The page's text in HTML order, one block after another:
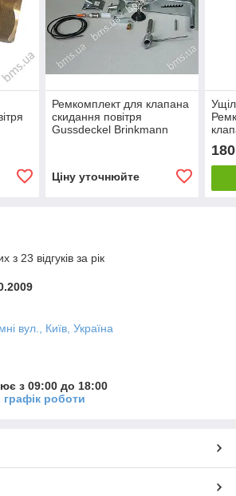
Ремкомплект для клапана
скидання повітря
Gussdeckel Brinkmann
Ціну уточнюйте
180
з 23 відгуків за рік
вул., Київ, Україна
з 09:00 до 18:00
роботи